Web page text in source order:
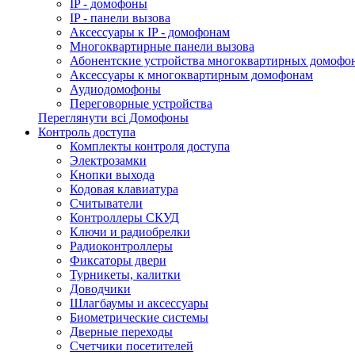
IP - домофоны
IP - панели вызова
Аксессуары к IP - домофонам
Многоквартирные панели вызова
Абонентские устройства многоквартирных
Аксессуары к многоквартирным домофонам
Аудиодомофоны
Переговорные устройства
Переглянути всі Домофоны
Контроль доступа
Комплекты контроля доступа
Электрозамки
Кнопки выхода
Кодовая клавиатура
Считыватели
Контроллеры СКУД
Ключи и радиобрелки
Радиоконтроллеры
Фиксаторы двери
Турникеты, калитки
Доводчики
Шлагбаумы и аксессуары
Биометрические системы
Дверные переходы
Счетчики посетителей